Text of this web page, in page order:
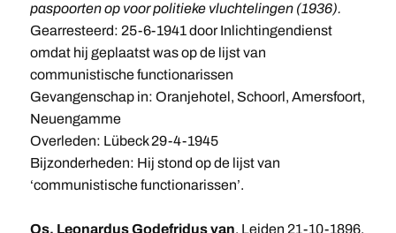
paspoorten op voor politieke vluchtelingen (1936).
Gearresteerd: 25-6-1941 door Inlichtingendienst
omdat hij geplaatst was op de lijst van
communistische functionarissen
Gevangenschap in: Oranjehotel, Schoorl, Amersfoort,
Neuengamme
Overleden: Lübeck 29-4-1945
Bijzonderheden: Hij stond op de lijst van
‘communistische functionarissen’.
Os, Leonardus Godefridus van, Leiden 21-10-1896,